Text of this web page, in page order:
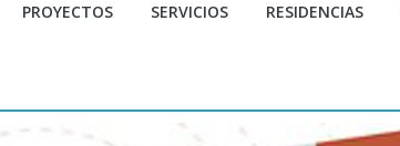
PROYECTOS SERVICIOS RESIDENCIAS